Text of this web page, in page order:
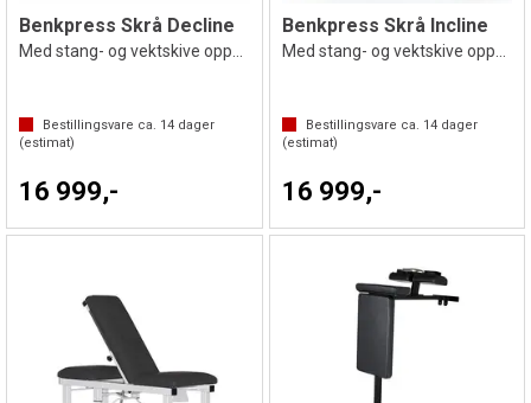
Benkpress Skrå Decline
Bestillingsvare ca. 14 dager
(estimat)
16 999,-
Benkpress Skrå Incline
Bestillingsvare ca. 14dager
(estimat)
16 999,-